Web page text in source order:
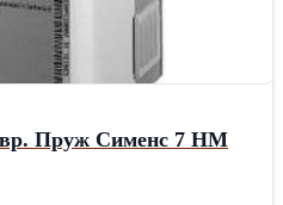
Пруж Сименс 7 НМ